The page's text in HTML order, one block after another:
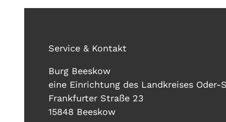
Service & Kontakt
Burg Beeskow
eine Einrichtung des Landkreises Oder-
Frankfurter Straße 23
15848 Beeskow